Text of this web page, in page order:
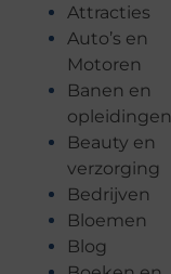
Attracties
Auto’s en
Motoren
Banen en
opleidingen
Beauty en
verzorging
Bedrijven
Bloemen
Blog